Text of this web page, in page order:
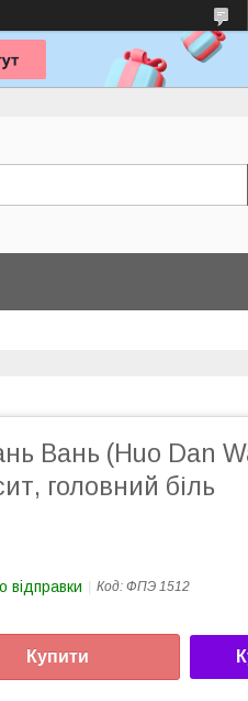
Вань (Huo Dan
головний біль
відправки Код: ФПЭ 1512
Купити